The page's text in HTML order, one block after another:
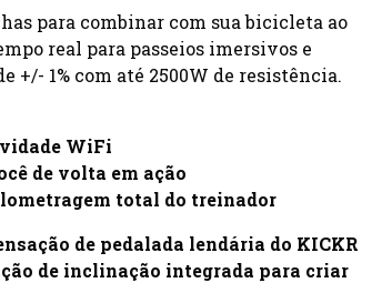
para combinar com sua bicicleta ao
real para passeios imersivos e
+/- 1% com até 2500W de resistência.
WiFi
de volta em ação
total do treinador
de pedalada lendária do KICKR
de inclinação integrada para criar